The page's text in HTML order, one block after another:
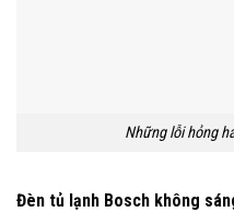
Những lỗi hỏng
Đèn tủ lạnh Bosch không